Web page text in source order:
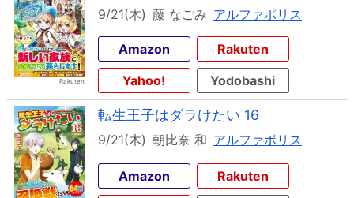
9/21(木) 藤 なごみ アルファポリス
Amazon
Rakuten
Yahoo!
Yodobashi
転生王子はダラけたい 16
9/21(木) 朝比奈 和 アルファポリス
Amazon
Rakuten